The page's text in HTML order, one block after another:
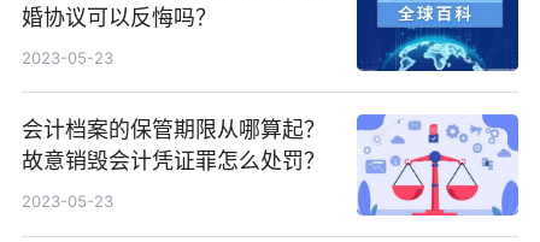
婚协议可以反悔吗？
2023-05-23
会计档案的保管期限从哪算起？
故意销毁会计凭证罪怎么处罚？
2023-05-23